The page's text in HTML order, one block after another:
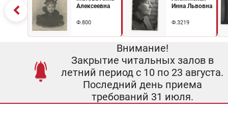
Алексеевна
Ф.800
Инна Львовна
Ф.3219
Внимание!
Закрытие читальных залов в
летний период с 10 по 23 августа.
Последний день приема
требований 31 июля.